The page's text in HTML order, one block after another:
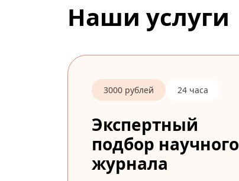
Наши услуги
3000 рублей 24 часа
Экспертный
подбор научного
журнала